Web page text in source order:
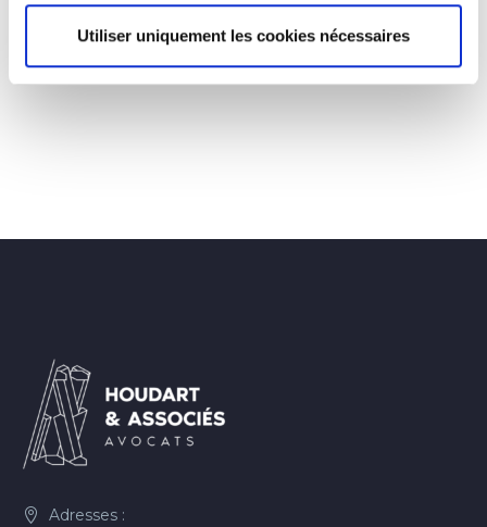
Utiliser uniquement les cookies nécessaires
France des privilèges…
L’Ornithorynque
Adresses :